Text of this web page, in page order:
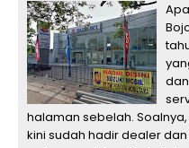
halaman sebelah.
kini sudah hadir dealer